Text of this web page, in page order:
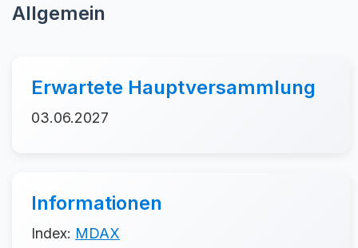
Allgemein
Erwartete Hauptversammlung
03.06.2027
Informationen
Index: MDAX